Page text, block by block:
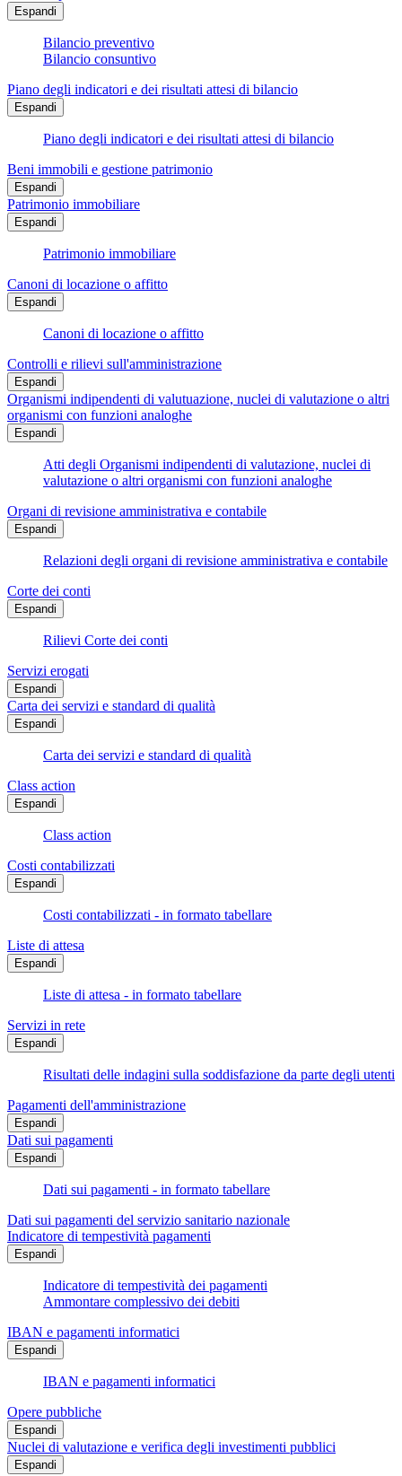
Espandi
Bilancio preventivo
Bilancio consuntivo
Piano degli indicatori e dei risultati attesi di bilancio
Espandi
Piano degli indicatori e dei risultati attesi di bilancio
Beni immobili e gestione patrimonio
Espandi
Patrimonio immobiliare
Espandi
Patrimonio immobiliare
Canoni di locazione o affitto
Espandi
Canoni di locazione o affitto
Controlli e rilievi sull'amministrazione
Espandi
Organismi indipendenti di valutuazione, nuclei di valutazione o altri
organismi con funzioni analoghe
Espandi
Atti degli Organismi indipendenti di valutazione, nuclei di
valutazione o altri organismi con funzioni analoghe
Organi di revisione amministrativa e contabile
Espandi
Relazioni degli organi di revisione amministrativa e contabile
Corte dei conti
Espandi
Rilievi Corte dei conti
Servizi erogati
Espandi
Carta dei servizi e standard di qualità
Espandi
Carta dei servizi e standard di qualità
Class action
Espandi
Class action
Costi contabilizzati
Espandi
Costi contabilizzati - in formato tabellare
Liste di attesa
Espandi
Liste di attesa - in formato tabellare
Servizi in rete
Espandi
Risultati delle indagini sulla soddisfazione da parte degli utenti
Pagamenti dell'amministrazione
Espandi
Dati sui pagamenti
Espandi
Dati sui pagamenti - in formato tabellare
Dati sui pagamenti del servizio sanitario nazionale
Indicatore di tempestività pagamenti
Espandi
Indicatore di tempestività dei pagamenti
Ammontare complessivo dei debiti
IBAN e pagamenti informatici
Espandi
IBAN e pagamenti informatici
Opere pubbliche
Espandi
Nuclei di valutazione e verifica degli investimenti pubblici
Espandi